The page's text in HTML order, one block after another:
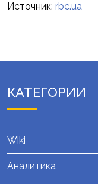
Источник: rbc.ua
КАТЕГОРИИ
Wiki
Аналитика